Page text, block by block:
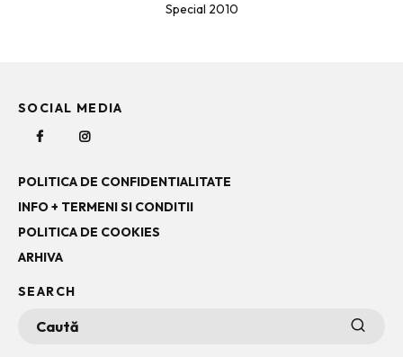
Special 2010
SOCIAL MEDIA
POLITICA DE CONFIDENTIALITATE
INFO + TERMENI SI CONDITII
POLITICA DE COOKIES
ARHIVA
SEARCH